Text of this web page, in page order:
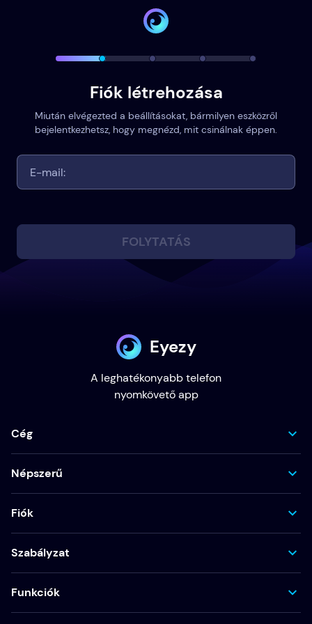
Fiók létrehozása
Miután elvégezted a beállításokat, bármilyen eszközről
bejelentkezhetsz, hogy megnézd, mit csinálnak éppen.
FOLYTATÁS
Eyezy
A leghatékonyabb telefon
nyomkövető app
Cég
Népszerű
Fiók
Szabályzat
Funkciók